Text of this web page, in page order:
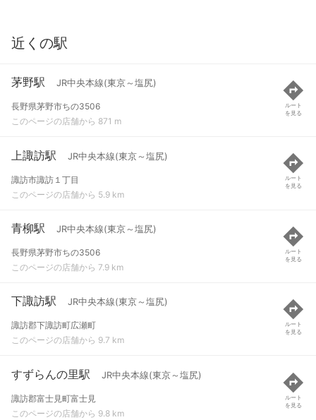
近くの駅
茅野駅 JR中央本線(東京～塩尻)
長野県茅野市ちの3506
このページの店舗から 871 m
ルート
を見る
上諏訪駅 JR中央本線(東京～塩尻)
諏訪市諏訪１丁目
このページの店舗から 5.9 km
ルート
を見る
青柳駅 JR中央本線(東京～塩尻)
長野県茅野市ちの3506
このページの店舗から 7.9 km
ルート
を見る
下諏訪駅 JR中央本線(東京～塩尻)
諏訪郡下諏訪町広瀬町
このページの店舗から 9.7 km
ルート
を見る
すずらんの里駅 JR中央本線(東京～塩尻)
諏訪郡富士見町富士見
このページの店舗から 9.8 km
ルート
を見る